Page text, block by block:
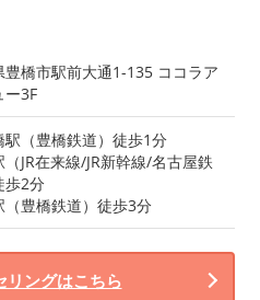
豊橋市駅前大通1-135 ココラア
ー3F
駅（豊橋鉄道）徒歩1分
（JR在来線/JR新幹線/名古屋鉄
歩2分
（豊橋鉄道）徒歩3分
リングはこちら